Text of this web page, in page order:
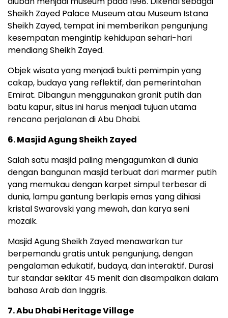
Sheikh Zayed Palace Museum atau Museum Istana
Sheikh Zayed, tempat ini memberikan pengunjung
kesempatan mengintip kehidupan sehari-hari
mendiang Sheikh Zayed.
Objek wisata yang menjadi bukti pemimpin yang
cakap, budaya yang reflektif, dan pemerintahan
Emirat. Dibangun menggunakan granit putih dan
batu kapur, situs ini harus menjadi tujuan utama
rencana perjalanan di Abu Dhabi.
6. Masjid Agung Sheikh Zayed
Salah satu masjid paling mengagumkan di dunia
dengan bangunan masjid terbuat dari marmer putih
yang memukau dengan karpet simpul terbesar di
dunia, lampu gantung berlapis emas yang dihiasi
kristal Swarovski yang mewah, dan karya seni
mozaik.
Masjid Agung Sheikh Zayed menawarkan tur
berpemandu gratis untuk pengunjung, dengan
pengalaman edukatif, budaya, dan interaktif. Durasi
tur standar sekitar 45 menit dan disampaikan dalam
bahasa Arab dan Inggris.
7. Abu Dhabi Heritage Village